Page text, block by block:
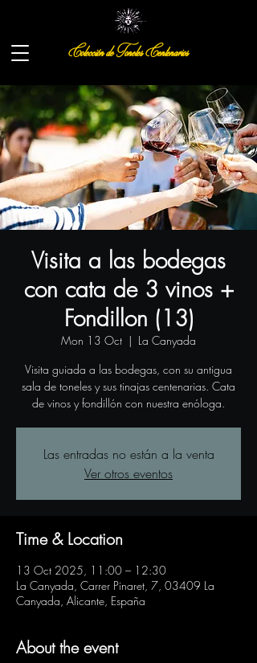
Colección de Toneles Centenarios
Visita a las bodegas
con cata de 3 vinos +
Fondillon (13)
Mon 13 Oct
  |
La Canyada
Visita guiada a las bodegas, con su antigua
sala de toneles y sus tinajas centenarias. Cata
de vinos y fondillón con nuestra enóloga.
Las entradas no están a la venta
Ver otros eventos
Time & Location
13 Oct 2025, 11:00 – 12:30
La Canyada, Carrer Pinaret, 7, 03409 La
Canyada, Alicante, España
About the event